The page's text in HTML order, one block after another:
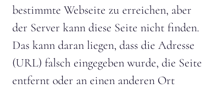
bestimmte Webseite zu erreichen, aber
der Server kann diese Seite nicht finden.
Das kann daran liegen, dass die Adresse
(URL) falsch eingegeben wurde, die Seite
entfernt oder an einen anderen Ort